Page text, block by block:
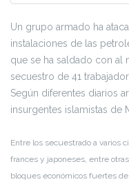
Un grupo armado ha
instalaciones de las
que se ha saldado con al
secuestro de 41
Según diferentes diarios
insurgentes islamistas de
Entre los secuestrado a varios
frances y japoneses, entre
bloques económicos fuertes